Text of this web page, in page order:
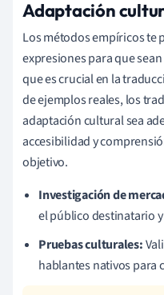
Adaptación
Los métodos empíricos te
expresiones para que
que es crucial en la
de ejemplos reales, los
adaptación cultural sea
accesibilidad y
objetivo.
Investigación de
el público destinatario
Pruebas culturales:
hablantes nativos para